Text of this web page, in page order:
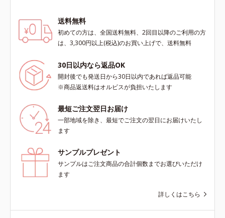
送料無料
初めての方は、全国送料無料、2回目以降のご利用の方
は、3,300円以上(税込)のお買い上げで、送料無料
30日以内なら返品OK
開封後でも発送日から30日以内であれば返品可能
※商品返送料はオルビスが負担いたします
最短ご注文翌日お届け
一部地域を除き、最短でご注文の翌日にお届けいたし
ます
サンプルプレゼント
サンプルはご注文商品の合計個数までお選びいただけ
ます
詳しくはこちら